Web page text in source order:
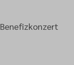
Benefizkonzert